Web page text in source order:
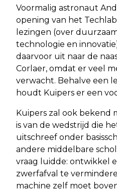
Voormalig astronaut
opening van het
lezingen (over
technologie en
daarvoor uit naar de
Corlaer, omdat er veel
verwacht. Behalve een
houdt Kuipers er een
Kuipers zal ook bekend
is van de wedstrijd die
uitschreef onder
andere middelbare
vraag luidde: ontwikkel
zwerfafval te
machine zelf moet